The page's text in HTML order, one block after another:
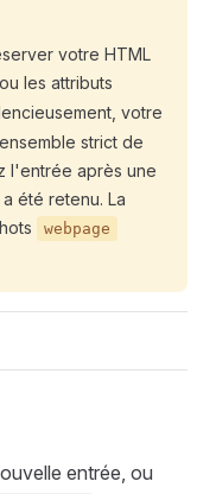
votre HTML
ou les attributs
votre
strict de
l'entrée après une
été retenu. La
webpage
entrée, ou